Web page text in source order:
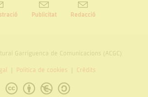
Publicitat Redacció
Garriguenca de Comunicacions (ACGC)
Politica de cookies Crèdits